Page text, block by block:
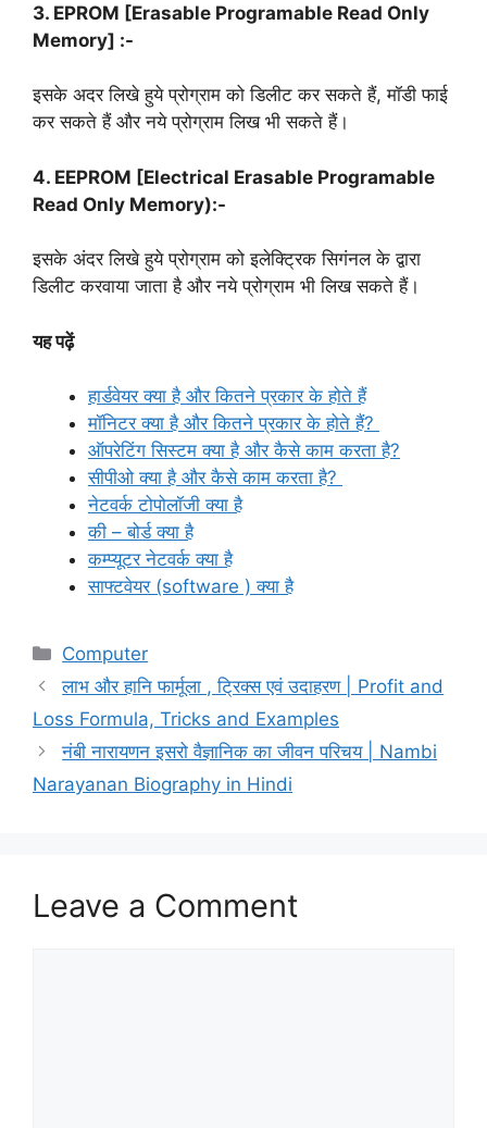
3. EPROM [Erasable Programable Read Only
Memory] :-
इसके अदर लिखे हुये प्रोग्राम को डिलीट कर सकते हैं, मॉडी फाई
कर सकते हैं और नये प्रोग्राम लिख भी सकते हैं।
4. EEPROM [Electrical Erasable Programable
Read Only Memory):-
इसके अंदर लिखे हुये प्रोग्राम को इलेक्ट्रिक सिगंनल के द्वारा
डिलीट करवाया जाता है‌ और नये प्रोग्राम भी लिख सकते हैं।
यह पढ़ें
हार्डवेयर क्या है और कितने प्रकार के होते हैं
मॉनिटर क्या है और कितने प्रकार के होते हैं?
ऑपरेटिंग सिस्टम क्या है और कैसे काम करता है?
सीपीओ क्या है और कैसे काम करता है?
नेटवर्क टोपोलॉजी क्या है
की – बोर्ड क्या है
कम्प्यूटरनेटवर्क क्या है
साफ्टवेयर (software ) क्या है
Categories
Computer
लाभ और हानि फार्मूला , ट्रिक्स एवं उदाहरण | Profit and
Loss Formula, Tricks and Examples
नंबी नारायणन इसरो वैज्ञानिक का जीवन परिचय | Nambi
Narayanan Biography in Hindi
Leave a Comment